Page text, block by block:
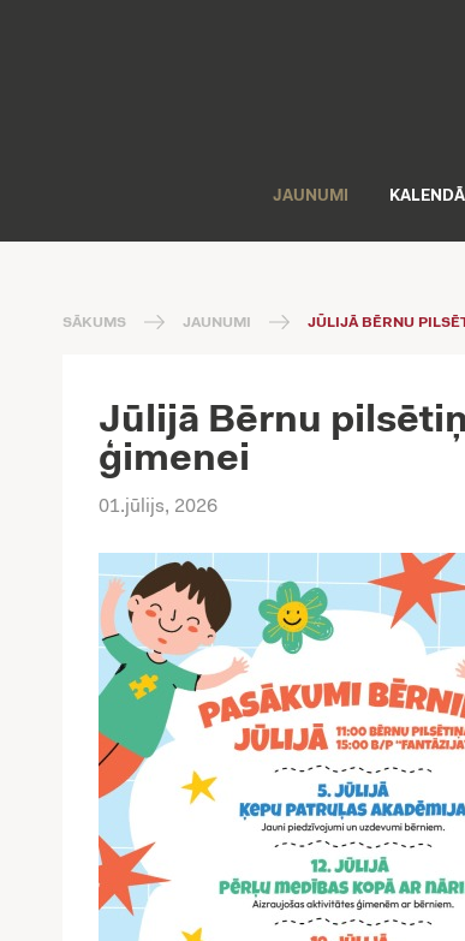
JAUNUMI
SĀKUMS JAUNUMI JŪLIJĀ BĒRNU
Jūlijā Bērnu
ģimenei
01.jūlijs, 2026